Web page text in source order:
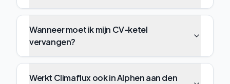
Wanneer moet ik mijn CV-ketel
vervangen?
Werkt Climaflux ook in Alphen aan den